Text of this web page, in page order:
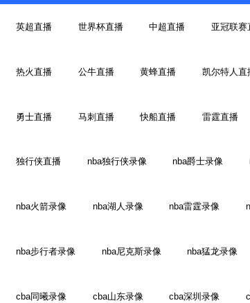
英超直播 世界杯直播 中超直播 亚冠联赛
热火直播 公牛直播 黄蜂直播 凯尔特人直
勇士直播 马刺直播 快船直播 雷霆直播
独行侠直播 nba独行侠录像 nba爵士录像
nba火箭录像 nba湖人录像 nba雷霆录像
nba步行者录像 nba尼克斯录像 nba猛龙录像
cba同曦录像 cba山东录像 cba深圳录像